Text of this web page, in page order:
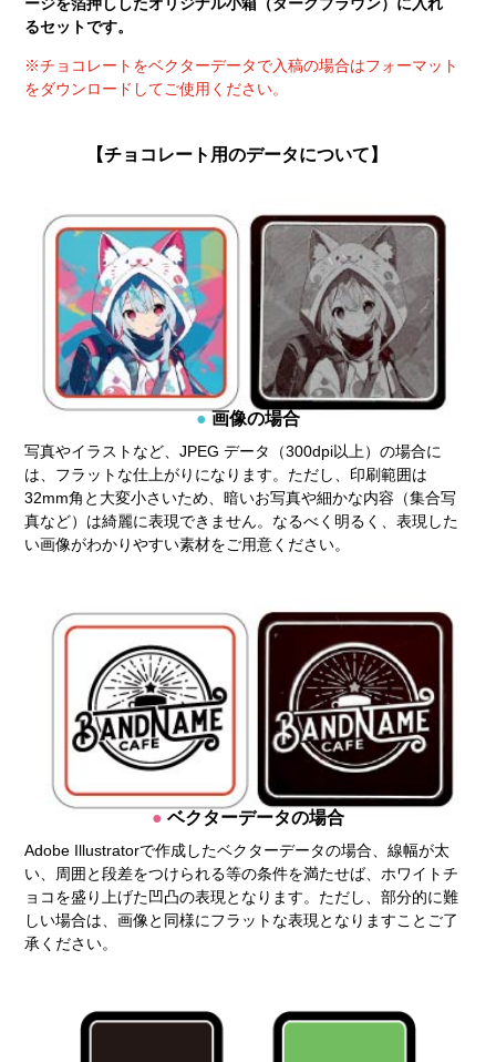
ージを箔押ししたオリジナル小箱（ダークブラウン）に入れ
るセットです。
※チョコレートをベクターデータで入稿の場合はフォーマット
をダウンロードしてご使用ください。
【チョコレート用のデータについて】
画像の場合
写真やイラストなど、JPEG データ（300dpi以上）の場合に
は、フラットな仕上がりになります。ただし、印刷範囲は
32mm角と大変小さいため、暗いお写真や細かな内容（集合写
真など）は綺麗に表現できません。なるべく明るく、表現した
い画像がわかりやすい素材をご用意ください。
ベクターデータの場合
Adobe Illustratorで作成したベクターデータの場合、線幅が太
い、周囲と段差をつけられる等の条件を満たせば、ホワイトチ
ョコを盛り上げた凹凸の表現となります。ただし、部分的に難
しい場合は、画像と同様にフラットな表現となりますことご了
承ください。